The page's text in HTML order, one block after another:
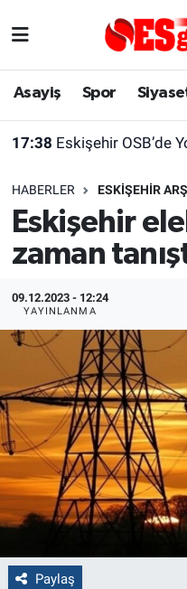
Asayiş Spor
17:38 Eskişehir OSB’de
HABERLER ESKIŞEHIR
Eskişehir
zaman
09.12.2023 - 12:24
YAYINLANMA
Paylaş
Asayiş
Gündem
Türkiye
Dünya
Sağlık
Alış-Veriş/İş
Yaşam
Eskişehirspor
Eskişehir Arşivi
Röportaj
Ekonomi
Kültür Sanat
Politika
Bilecik
Kütahya
Gezi
Eskişehir Nöbetçi
Süper Lig Puan
Tüm Manşetler
Son Dakika Haberleri
Haber Arşivi